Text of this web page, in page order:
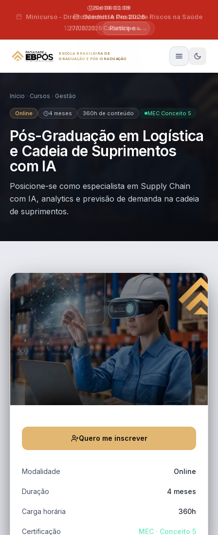
Summit IA Pro 2026
27/08/2026
20d 06:01:08
Participe →
ESCOLA BRASILEIRA DE
GRADUAÇÃO E PÓS-GRADUAÇÃO
Início Cursos Gestão
Online 4 meses 360h de conteúdo MEC Conceito 5
Pós-Graduação em Logística
e Cadeia de Suprimentos
com IA
Posicione-se como especialista em Supply Chain
com IA, analytics e previsão de demanda na cadeia
de suprimentos.
Quero me inscrever
Modalidade Online
Duração 4 meses
Carga horária 360h
Certificação MEC · Conceito 5